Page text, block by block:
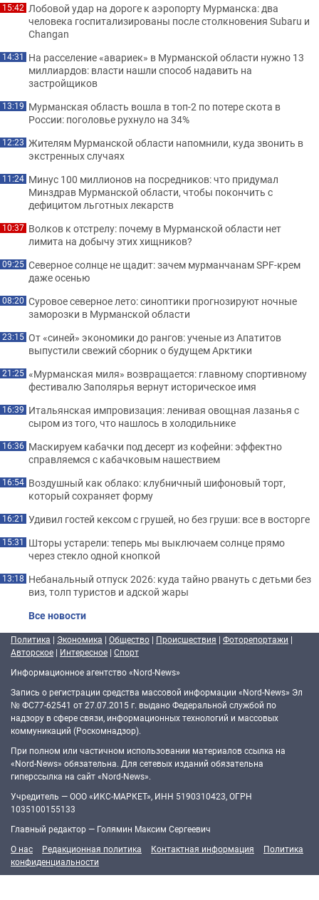
15:42 Лобовой удар на дороге к аэропорту Мурманска: два
человека госпитализированы после столкновения Subaru и
Changan
14:31 На расселение «авариек» в Мурманской области нужно 13
миллиардов: власти нашли способ надавить на
застройщиков
13:19 Мурманская область вошла в топ-2 по потере скота в
России: поголовье рухнуло на 34%
12:23 Жителям Мурманской области напомнили, куда звонить в
экстренных случаях
11:24 Минус 100 миллионов на посредников: что придумал
Минздрав Мурманской области, чтобы покончить с
дефицитом льготных лекарств
10:37 Волков к отстрелу: почему в Мурманской области нет
лимита на добычу этих хищников?
09:25 Северное солнце не щадит: зачем мурманчанам SPF-крем
даже осенью
08:20 Суровое северное лето: синоптики прогнозируют ночные
заморозки в Мурманской области
23:15 От «синей» экономики до рангов: ученые из Апатитов
выпустили свежий сборник о будущем Арктики
21:25 «Мурманская миля» возвращается: главному спортивному
фестивалю Заполярья вернут историческое имя
16:39 Итальянская импровизация: ленивая овощная лазанья с
сыром из того, что нашлось в холодильнике
16:36 Маскируем кабачки под десерт из кофейни: эффектно
справляемся с кабачковым нашествием
16:54 Воздушный как облако: клубничный шифоновый торт,
который сохраняет форму
16:21 Удивил гостей кексом с грушей, но без груши: все в восторге
15:31 Шторы устарели: теперь мы выключаем солнце прямо
через стекло одной кнопкой
13:18 Небанальный отпуск 2026: куда тайно рвануть с детьми без
виз, толп туристов и адской жары
Все новости
Политика | Экономика | Общество | Происшествия | Фоторепортажи |
Авторское | Интересное | Спорт
Информационное агентство «Nord-News»
Запись о регистрации средства массовой информации «Nord-News» Эл
№ ФС77-62541 от 27.07.2015 г. выдано Федеральной службой по
надзору в сфере связи, информационных технологий и массовых
коммуникаций (Роскомнадзор).
При полном или частичном использовании материалов ссылка на
«Nord-News» обязательна. Для сетевых изданий обязательна
гиперссылка на сайт «Nord-News».
Учредитель — ООО «ИКС-МАРКЕТ», ИНН 5190310423, ОГРН
1035100155133
Главный редактор — Голямин Максим Сергеевич
О нас
Редакционная политика Контактная информация
Политика
конфиденциальности